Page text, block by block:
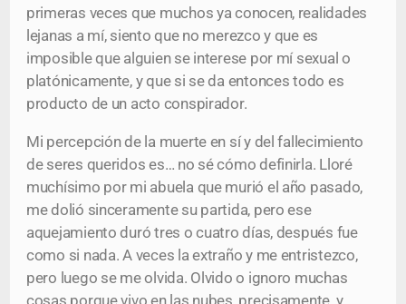
primeras veces que muchos ya conocen, realidades
lejanas a mí, siento que no merezco y que es
imposible que alguien se interese por mí sexual o
platónicamente, y que si se da entonces todo es
producto de un acto conspirador.
Mi percepción de la muerte en sí y del fallecimiento
de seres queridos es… no sé cómo definirla. Lloré
muchísimo por mi abuela que murió el año pasado,
me dolió sinceramente su partida, pero ese
aquejamiento duró tres o cuatro días, después fue
como si nada. A veces la extraño y me entristezco,
pero luego se me olvida. Olvido o ignoro muchas
cosas porque vivo en las nubes, precisamente, y